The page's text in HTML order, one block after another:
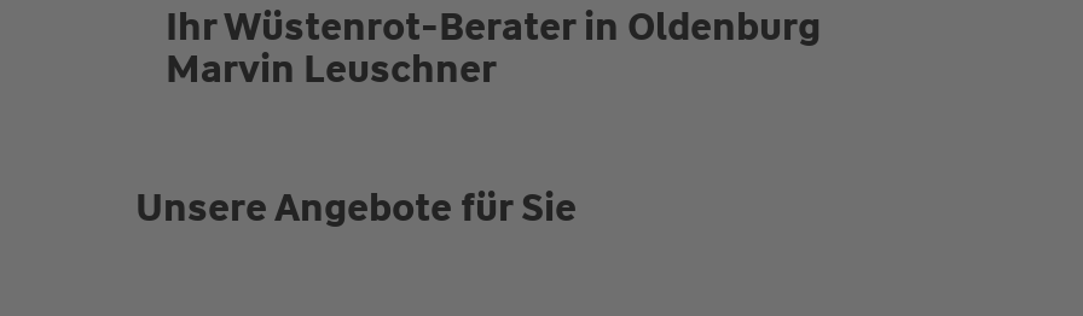
Ihr Wüstenrot-Berater in Oldenburg
Marvin Leuschner
Unsere Angebote für Sie